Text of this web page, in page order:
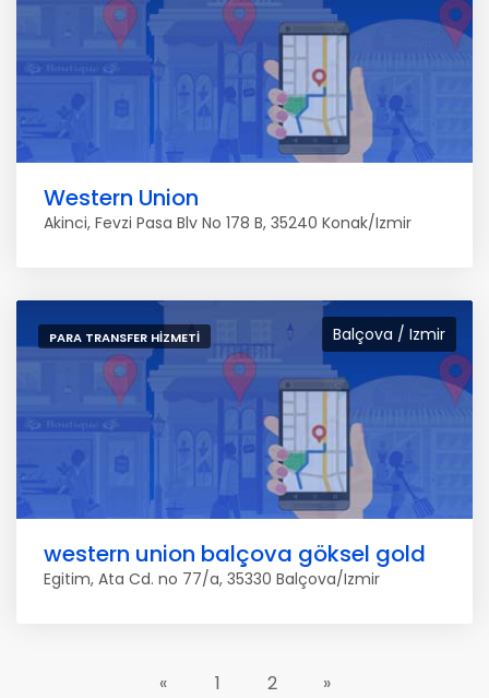
Western Union
Akinci, Fevzi Pasa Blv No 178 B, 35240 Konak/Izmir
Balçova / Izmir
PARA TRANSFER HIZMETI
western union balçova göksel gold
Egitim, Ata Cd. no 77/a, 35330 Balçova/Izmir
« 1 2 »